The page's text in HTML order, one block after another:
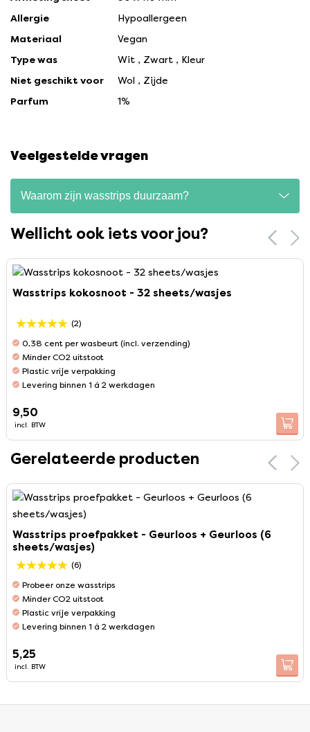
Allergie
Hypoallergeen
Materiaal
Vegan
Type was
Wit , Zwart , Kleur
Niet geschikt voor
Wol , Zijde
Parfum
1%
Veelgestelde vragen
Waarom zijn wasstrips duurzaam?
Wellicht ook iets voor jou?
Wasstrips kokosnoot - 32 sheets/wasjes
(2)
0,38 cent per wasbeurt (incl. verzending)
Minder CO2 uitstoot
Plastic vrije verpakking
Levering binnen 1 á 2 werkdagen
9,50
incl. BTW
Gerelateerde producten
Wasstrips proefpakket - Geurloos + Geurloos (6
sheets/wasjes)
(6)
Probeer onze wasstrips
Minder CO2 uitstoot
Plastic vrije verpakking
Levering binnen 1 á 2 werkdagen
5,25
incl. BTW